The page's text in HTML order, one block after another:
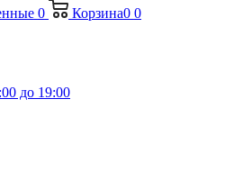
0 Корзина0 0
до 19:00